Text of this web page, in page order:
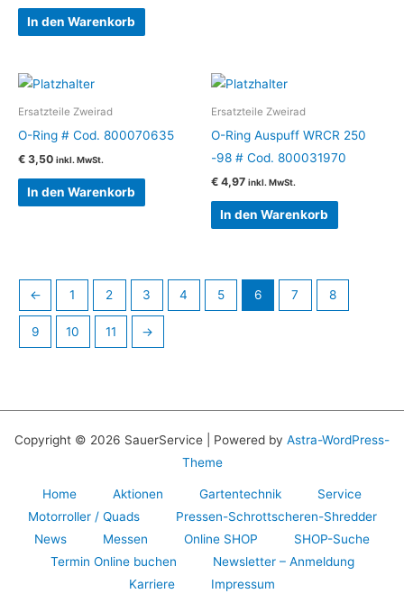
In den Warenkorb
Ersatzteile Zweirad
O-Ring # Cod. 800070635
€ 3,50 inkl. MwSt.
In den Warenkorb
Ersatzteile Zweirad
O-Ring Auspuff WRCR 250
-98 # Cod. 800031970
€ 4,97 inkl. MwSt.
In den Warenkorb
← 1 2 3 4 5 6 7 8
9 10 11 →
Copyright © 2026 SauerService | Powered by Astra-WordPress-
Theme
Home Aktionen Gartentechnik
Service
Motorroller / Quads
Pressen-Schrottscheren-Shredder
News
Messen Online SHOP
SHOP-Suche
Termin Online buchen
Newsletter – Anmeldung
Karriere
Impressum